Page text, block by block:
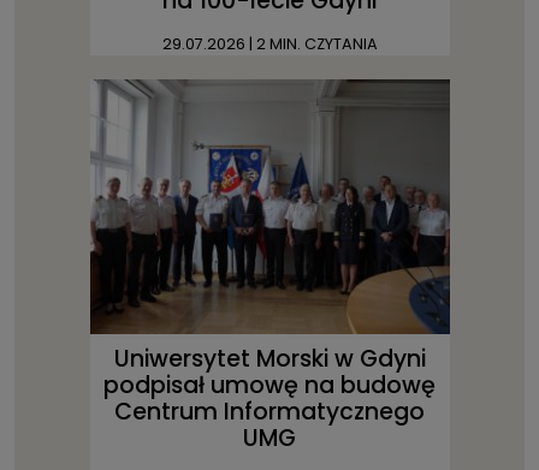
29.07.2026 | 2 MIN. CZYTANIA
Uniwersytet Morski w Gdyni
podpisał umowę na budowę
Centrum Informatycznego
UMG